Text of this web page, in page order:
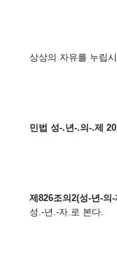
상상의 자유를 누립
민법 성-.년-.의-.제
제826조의2(성-년-의-
성.-년.-자.로 본다.